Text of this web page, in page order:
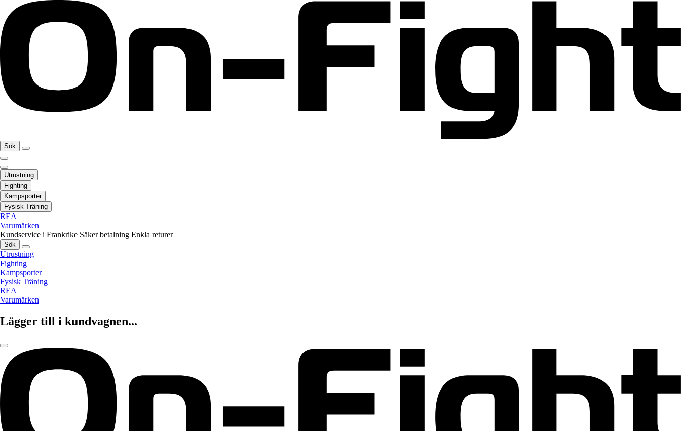
Sök
Utrustning
Fighting
Kampsporter
Fysisk Träning
REA
Varumärken
Kundservice i Frankrike Säker betalning Enkla returer
Sök
Utrustning
Fighting
Kampsporter
Fysisk Träning
REA
Varumärken
Lägger till i kundvagnen...